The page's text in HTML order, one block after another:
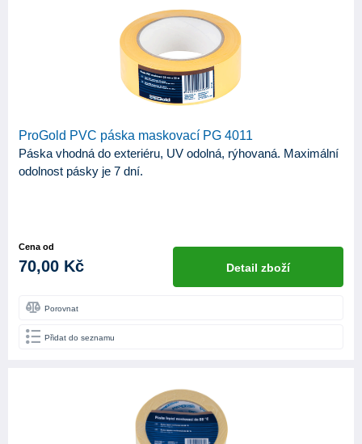
ProGold PVC páska maskovací PG 4011
Páska vhodná do exteriéru, UV odolná, rýhovaná. Maximální
odolnost pásky je 7 dní.
Cena od
70,00 Kč Detail zboží
Porovnat
Přidat do seznamu